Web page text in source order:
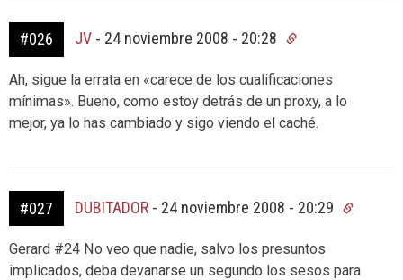
#026 JV - 24 noviembre 2008 - 20:28
Ah, sigue la errata en «carece de los cualificaciones
mínimas». Bueno, como estoy detrás de un proxy, a lo
mejor, ya lo has cambiado y sigo viendo el caché.
#027 DUBITADOR - 24 noviembre 2008 - 20:29
Gerard #24 No veo que nadie, salvo los presuntos
implicados, deba devanarse un segundo los sesos para